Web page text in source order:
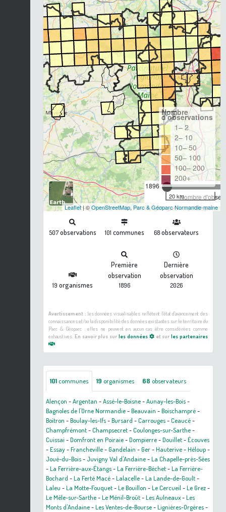
1896
Nombre
Nombre
d'observations
1– 2
2– 10
10– 50
50– 100
100– 200
200+
20 km
Leaflet| ©OpenStreetMap, Parc & Géoparc Normandie-maine
507 observations 101 communes 68observateurs
19 organismes
Première
observation
1896
Dernière
observation
2026
Avertissement :les données visualisables reflètent l'état d'avancement des
connaissances et/ou la disponibilité des données existantes sur le territoire du
Parc & Géoparc : elles ne peuvent en aucun cas être considérées comme
exhaustives. En savoir plus sur les données et surles partenaires
101communes 19 organismes 68 observateurs
Alençon -Argentan -Assé-le-Boisne-Aunay-les-Bois-
Bagnoles de l'Orne Normandie-Beauvain -Boischampré-
Boitron -Boulay-les-Ifs-Bursard -Carrouges-Ceaucé-
Champfrémont-Champsecret-Coulonges-sur-Sarthe-
Cuissai -Domfront en Poiraie-Dompierre-Douillet-Écouves
-Essay-Francheville-Gandelain -Ger-Hauterive-Héloup-
Joué-du-Bois- Juvigny Val d'Andaine-La Chapelle-près-Sées
-La Ferrière-aux-Étangs-La Ferrière-Béchet-La Ferrière-
Bochard -La Ferté Macé-Lalacelle-La Lande-de-Goult-
Laleu -La Motte-Fouquet-Le Bouillon -Le Cercueil -Le Grez-
Le Mêle-sur-Sarthe-Le Ménil-Broût-Les Aulneaux-Les
Monts d'Andaine-Les Ventes-de-Bourse-Lignières-Orgères-